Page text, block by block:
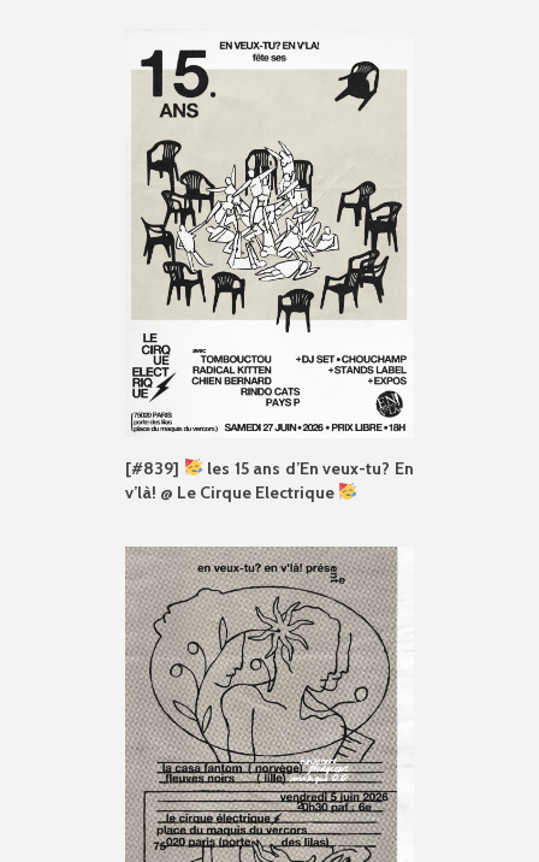
[#839]
les 15 ans d’En veux-tu? En
v’là! @ Le Cirque Electrique